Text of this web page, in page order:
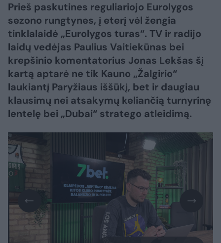
Prieš paskutines reguliariojo Eurolygos
sezono rungtynes, į eterį vėl žengia
tinklalaidė „Eurolygos turas“. TV ir radijo
laidų vedėjas Paulius Vaitiekūnas bei
krepšinio komentatorius Jonas Lekšas šį
kartą aptarė ne tik Kauno „Žalgirio“
laukiantį Paryžiaus iššūkį, bet ir daugiau
klausimų nei atsakymų keliančią turnyrinę
lentelę bei „Dubai“ stratego atleidimą.